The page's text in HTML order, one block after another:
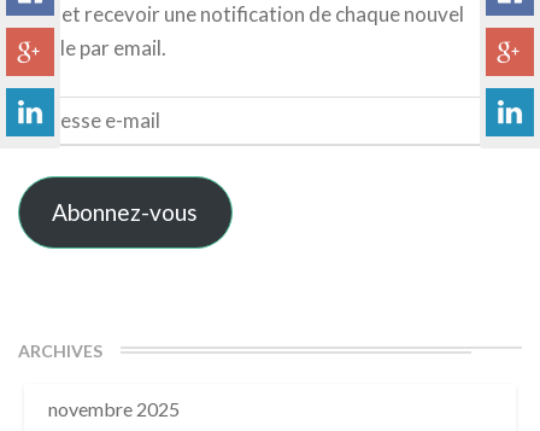
blog et recevoir une notification de chaque nouvel
article par email.
Adresse
e-
mail
Abonnez-vous
ARCHIVES
novembre 2025